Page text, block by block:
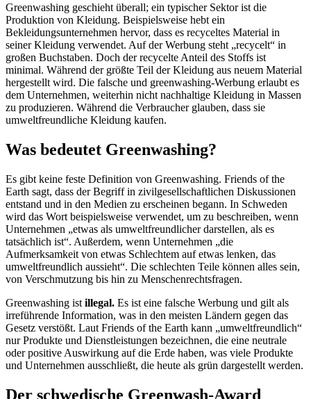
Greenwashing geschieht überall; ein typischer Sektor ist die
Produktion von Kleidung. Beispielsweise hebt ein
Bekleidungsunternehmen hervor, dass es recyceltes Material in
seiner Kleidung verwendet. Auf der Werbung steht „recycelt“ in
großen Buchstaben. Doch der recycelte Anteil des Stoffs ist
minimal. Während der größte Teil der Kleidung aus neuem Material
hergestellt wird. Die falsche und greenwashing-Werbung erlaubt es
dem Unternehmen, weiterhin nicht nachhaltige Kleidung in Massen
zu produzieren. Während die Verbraucher glauben, dass sie
umweltfreundliche Kleidung kaufen.
Was bedeutet Greenwashing?
Es gibt keine feste Definition von Greenwashing. Friends of the
Earth sagt, dass der Begriff in zivilgesellschaftlichen Diskussionen
entstand und in den Medien zu erscheinen begann. In Schweden
wird das Wort beispielsweise verwendet, um zu beschreiben, wenn
Unternehmen „etwas als umweltfreundlicher darstellen, als es
tatsächlich ist“. Außerdem, wenn Unternehmen „die
Aufmerksamkeit von etwas Schlechtem auf etwas lenken, das
umweltfreundlich aussieht“. Die schlechten Teile können alles sein,
von Verschmutzung bis hin zu Menschenrechtsfragen.
Greenwashing ist illegal. Es ist eine falsche Werbung und gilt als
irreführende Information, was in den meisten Ländern gegen das
Gesetz verstößt. Laut Friends of the Earth kann „umweltfreundlich“
nur Produkte und Dienstleistungen bezeichnen, die eine neutrale
oder positive Auswirkung auf die Erde haben, was viele Produkte
und Unternehmen ausschließt, die heute als grün dargestellt werden.
Der schwedische Greenwash-Award